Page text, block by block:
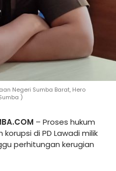
Negeri Sumba Barat, Hero
)
– Proses hukum
di PD Lawadi milik
perhitungan kerugian